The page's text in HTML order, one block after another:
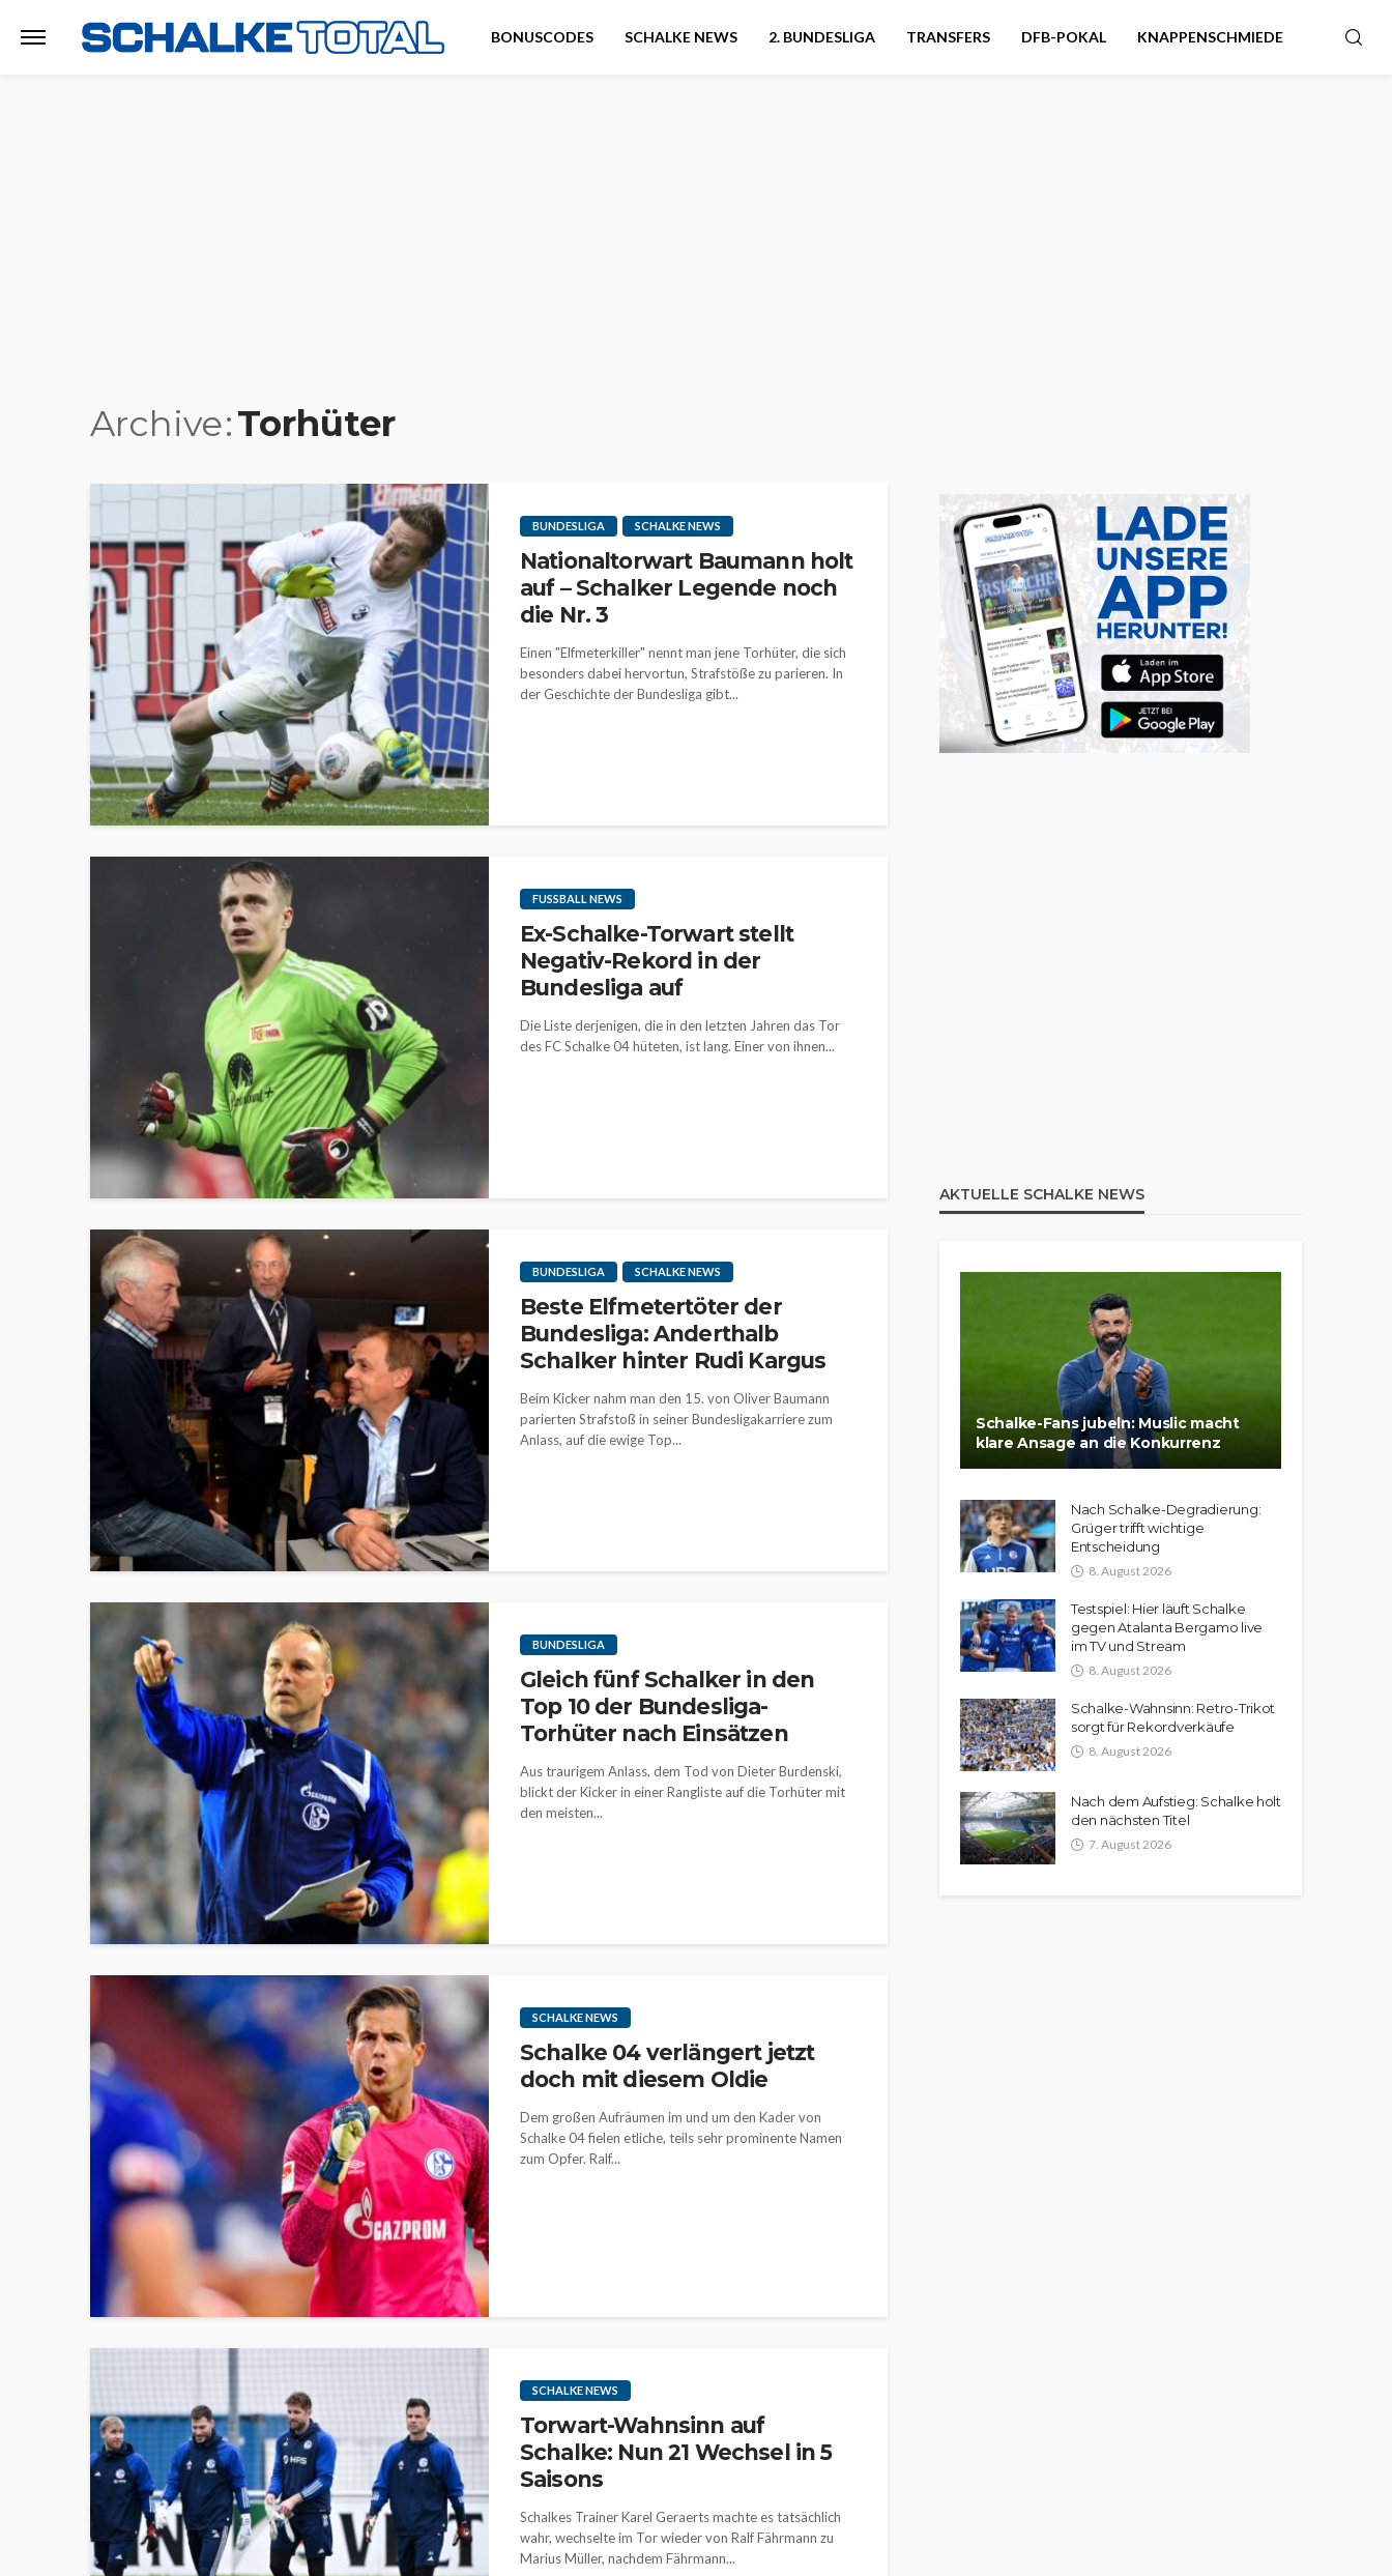
BONUSCODES SCHALKE NEWS 2. BUNDESLIGA TRANSFERS DFB-POKAL KNAPPENSCHMIEDE
Archive Torhüter
BUNDESLIGA SCHALKE NEWS
Nationaltorwart Baumann holt
auf – Schalker Legende noch
die Nr. 3
Einen "Elfmeterkiller" nennt man jene Torhüter, die sich
besonders dabei hervortun, Strafstöße zu parieren. In
der Geschichte der Bundesliga gibt...
FUSSBALL NEWS
Ex-Schalke-Torwart stellt
Negativ-Rekord in der
Bundesliga auf
Die Liste derjenigen, die in den letzten Jahren das Tor
des FC Schalke 04 hüteten, ist lang. Einer von ihnen...
BUNDESLIGA SCHALKE NEWS
Beste Elfmetertöter der
Bundesliga: Anderthalb
Schalker hinter Rudi Kargus
Beim Kicker nahm man den 15. von Oliver Baumann
parierten Strafstoß in seiner Bundesligakarriere zum
Anlass, auf die ewige Top...
BUNDESLIGA
Gleich fünf Schalker in den
Top 10 der Bundesliga-
Torhüter nach Einsätzen
Aus traurigem Anlass, dem Tod von Dieter Burdenski,
blickt der Kicker in einer Rangliste auf die Torhüter mit
den meisten...
SCHALKE NEWS
Schalke 04 verlängert jetzt
doch mit diesem Oldie
Dem großen Aufräumen im und um den Kader von
Schalke 04 fielen etliche, teils sehr prominente Namen
zum Opfer. Ralf...
SCHALKE NEWS
Torwart-Wahnsinn auf
Schalke: Nun 21 Wechsel in 5
Saisons
Schalkes Trainer Karel Geraerts machte es tatsächlich
wahr, wechselte im Tor wieder von Ralf Fährmann zu
Marius Müller, nachdem Fährmann...
AKTUELLE SCHALKE NEWS
Schalke-Fans jubeln: Muslic macht
klare Ansage an die Konkurrenz
Nach Schalke-Degradierung:
Grüger trifft wichtige
Entscheidung
8. August 2026
Testspiel: Hier läuft Schalke
gegen Atalanta Bergamo live
im TV und Stream
8. August 2026
Schalke-Wahnsinn: Retro-Trikot
sorgt für Rekordverkäufe
8. August 2026
Nach dem Aufstieg: Schalke holt
den nächsten Titel
7. August 2026